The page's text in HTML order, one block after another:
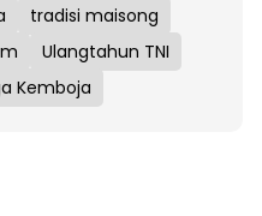
tradisi maisong
Ulangtahun TNI
Kemboja